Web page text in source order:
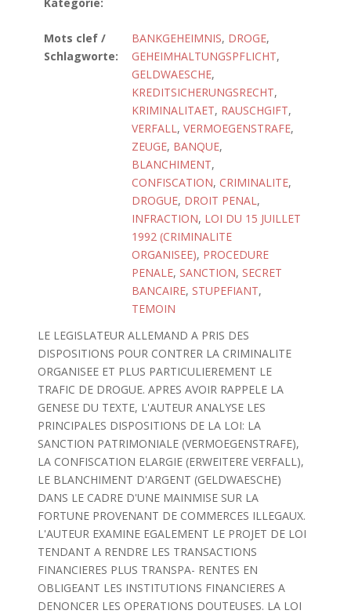
Mots clef /
Schlagworte:
BANKGEHEIMNIS, DROGE,
GEHEIMHALTUNGSPFLICHT,
GELDWAESCHE,
KREDITSICHERUNGSRECHT,
KRIMINALITAET, RAUSCHGIFT,
VERFALL, VERMOEGENSTRAFE,
ZEUGE, BANQUE,
BLANCHIMENT,
CONFISCATION, CRIMINALITE,
DROGUE, DROIT PENAL,
INFRACTION, LOI DU 15 JUILLET
1992 (CRIMINALITE
ORGANISEE), PROCEDURE
PENALE, SANCTION, SECRET
BANCAIRE, STUPEFIANT,
TEMOIN
LE LEGISLATEUR ALLEMAND A PRIS DES
DISPOSITIONS POUR CONTRER LA CRIMINALITE
ORGANISEE ET PLUS PARTICULIEREMENT LE
TRAFIC DE DROGUE. APRES AVOIR RAPPELE LA
GENESE DU TEXTE, L'AUTEUR ANALYSE LES
PRINCIPALES DISPOSITIONS DE LA LOI: LA
SANCTION PATRIMONIALE (VERMOEGENSTRAFE),
LA CONFISCATION ELARGIE (ERWEITERE VERFALL),
LE BLANCHIMENT D'ARGENT (GELDWAESCHE)
DANS LE CADRE D'UNE MAINMISE SUR LA
FORTUNE PROVENANT DE COMMERCES ILLEGAUX.
L'AUTEUR EXAMINE EGALEMENT LE PROJET DE LOI
TENDANT A RENDRE LES TRANSACTIONS
FINANCIERES PLUS TRANSPA- RENTES EN
OBLIGEANT LES INSTITUTIONS FINANCIERES A
DENONCER LES OPERATIONS DOUTEUSES. LA LOI